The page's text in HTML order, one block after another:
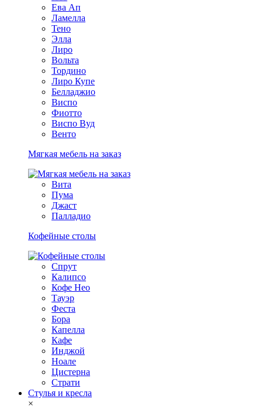
Ева Ап
Ламелла
Тено
Элла
Лиро
Вольта
Тордино
Лиро Купе
Белладжио
Виспо
Фиотто
Виспо Вуд
Венто
Мягкая мебель на заказ
Вита
Пума
Джаст
Палладио
Кофейные столы
Спрут
Калипсо
Кофе Нео
Тауэр
Феста
Бора
Капелла
Кафе
Инджой
Ноале
Цистерна
Страти
Стулья и кресла
×